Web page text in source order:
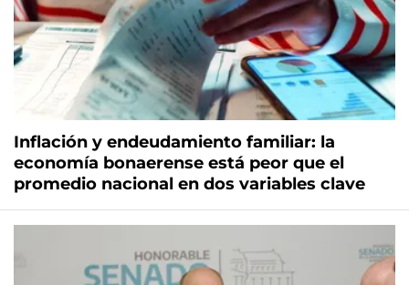
Inflación y endeudamiento familiar: la
economía bonaerense está peor que el
promedio nacional en dos variables clave